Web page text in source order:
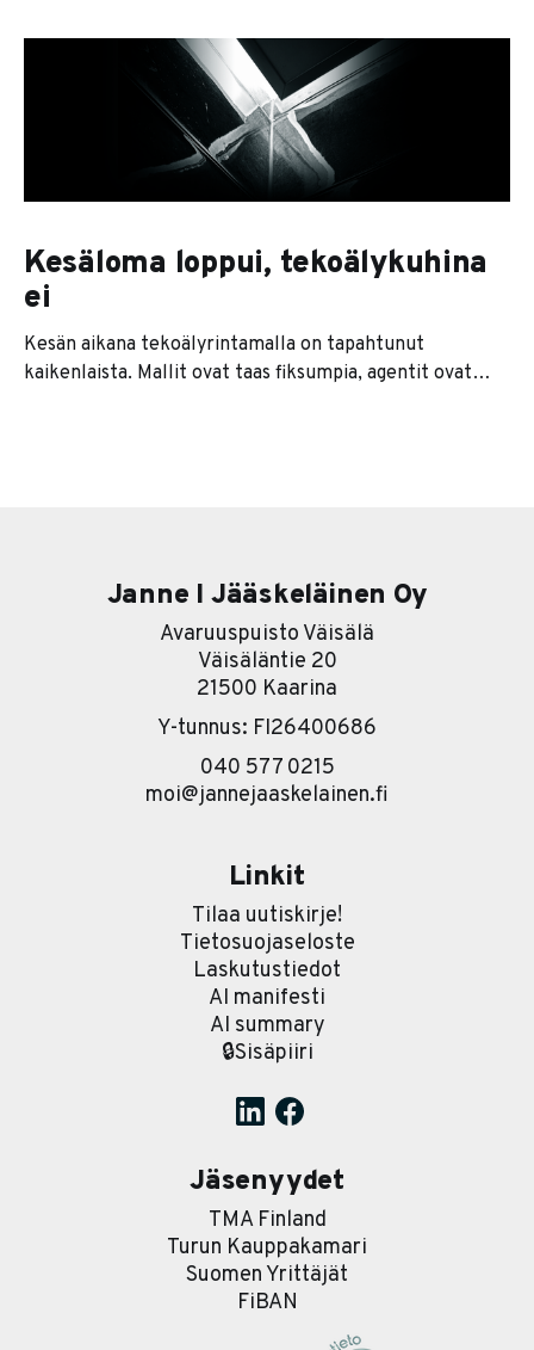
Kesäloma loppui, tekoälykuhina
ei
Kesän aikana tekoälyrintamalla on tapahtunut
kaikenlaista. Mallit ovat taas fiksumpia, agentit ovat
Janne I Jääskeläinen Oy
Avaruuspuisto Väisälä
Väisäläntie 20
21500 Kaarina
Y-tunnus: FI26400686
040 577 0215
moi@jannejaaskelainen.fi
Linkit
Tilaa uutiskirje!
Tietosuojaseloste
Laskutustiedot
AI manifesti
AI summary
🔒Sisäpiiri
Jäsenyydet
TMA Finland
Turun Kauppakamari
Suomen Yrittäjät
FiBAN